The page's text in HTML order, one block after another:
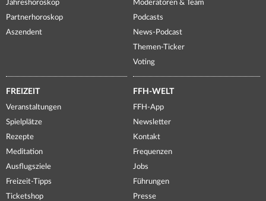
Jahreshoroskop
Partnerhoroskop
Aszendent
Moderatoren & Team
Podcasts
News-Podcast
Themen-Ticker
Voting
FREIZEIT
Veranstaltungen
Spielplätze
Rezepte
Meditation
Ausflugsziele
Freizeit-Tipps
Ticketshop
FFH-WELT
FFH-App
Newsletter
Kontakt
Frequenzen
Jobs
Führungen
Presse